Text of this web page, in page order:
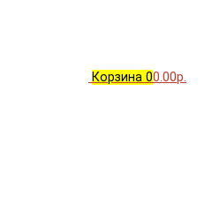
Корзина 00.00р.